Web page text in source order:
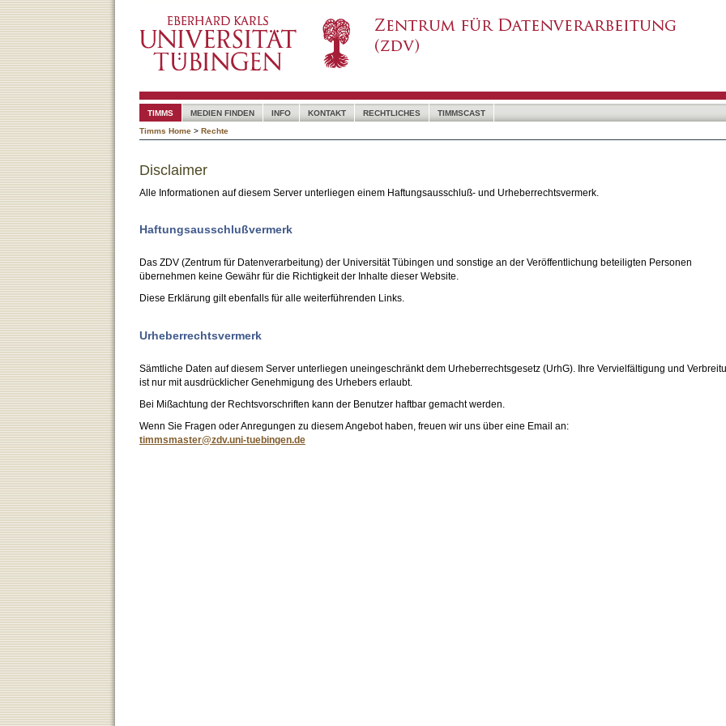
TIMMS MEDIEN FINDEN INFO KONTAKT RECHTLICHES
TIMMSCAST
Timms Home > Rechte
Disclaimer
Alle Informationen auf diesem Server unterliegen einem Haftungsausschluß- und Urheberrechtsvermerk.
Haftungsausschlußvermerk
Das ZDV (Zentrum für Datenverarbeitung) der Universität Tübingen und sonstige an der Veröffentlichung beteiligten Personen
übernehmen keine Gewähr für die Richtigkeit der Inhalte dieser Website.
Diese Erklärung gilt ebenfalls für alle weiterführenden Links.
Urheberrechtsvermerk
Sämtliche Daten auf diesem Server unterliegen uneingeschränkt dem Urheberrechtsgesetz (UrhG). Ihre Vervielfältigung und
ist nur mit ausdrücklicher Genehmigung des Urhebers erlaubt.
Bei Mißachtung der Rechtsvorschriften kann der Benutzer haftbar gemacht werden.
Wenn Sie Fragen oder Anregungen zu diesem Angebot haben, freuen wir uns über eine Email an:
timmsmaster@zdv.uni-tuebingen.de